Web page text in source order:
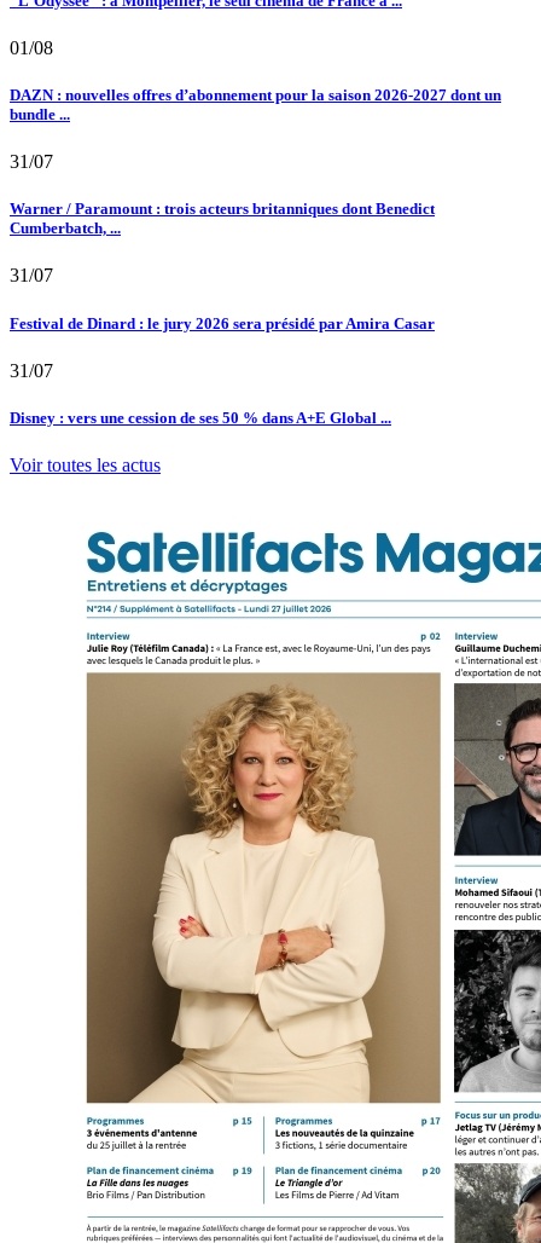
01/08
DAZN : nouvelles offres d’abonnement pour la saison 2026-2027 dont un
bundle ...
31/07
Warner / Paramount : trois acteurs britanniques dont Benedict
Cumberbatch, ...
31/07
Festival de Dinard : le jury 2026 sera présidé par Amira Casar
31/07
Disney : vers une cession de ses 50 % dans A+E Global ...
Voir toutes les actus